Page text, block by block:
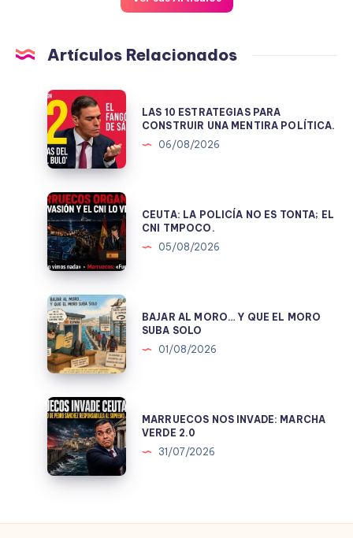
Artículos Relacionados
LAS
10
ESTRATEGIAS
PARA
CONSTRUIR
UNA
MENTIRA
POLÍTICA.
LAS 10 ESTRATEGIAS PARA
CONSTRUIR UNA MENTIRA POLÍTICA.
06/08/2026
CEUTA:
LA
POLICÍA
NO
ES
TONTA;
EL
CNI
TMPOCO.
CEUTA: LA POLICÍA NO ES TONTA; EL
CNI TMPOCO.
05/08/2026
BAJAR
AL
MORO…
Y
QUE
EL
MORO
SUBA
SOLO
BAJAR AL MORO… Y QUE EL MORO
SUBA SOLO
01/08/2026
MARRUECOS
NOS
INVADE:
MARCHA
VERDE
MARRUECOS NOS INVADE: MARCHA
VERDE 2.0
31/07/2026